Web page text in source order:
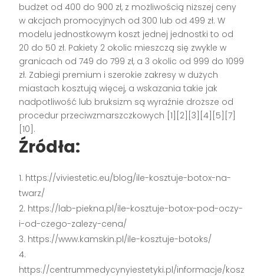
budżet od 400 do 900 zł, z możliwością niższej ceny
w akcjach promocyjnych od 300 lub od 499 zł. W
modelu jednostkowym koszt jednej jednostki to od
20 do 50 zł. Pakiety 2 okolic mieszczą się zwykle w
granicach od 749 do 799 zł, a 3 okolic od 999 do 1099
zł. Zabiegi premium i szerokie zakresy w dużych
miastach kosztują więcej, a wskazania takie jak
nadpotliwość lub bruksizm są wyraźnie droższe od
procedur przeciwzmarszczkowych [1][2][3][4][5][7]
[10].
Źródła:
https://viviestetic.eu/blog/ile-kosztuje-botox-na-
twarz/
https://lab-piekna.pl/ile-kosztuje-botox-pod-oczy-
i-od-czego-zalezy-cena/
https://www.kamskin.pl/ile-kosztuje-botoks/
https://centrummedycynyiestetyki.pl/informacje/kosz